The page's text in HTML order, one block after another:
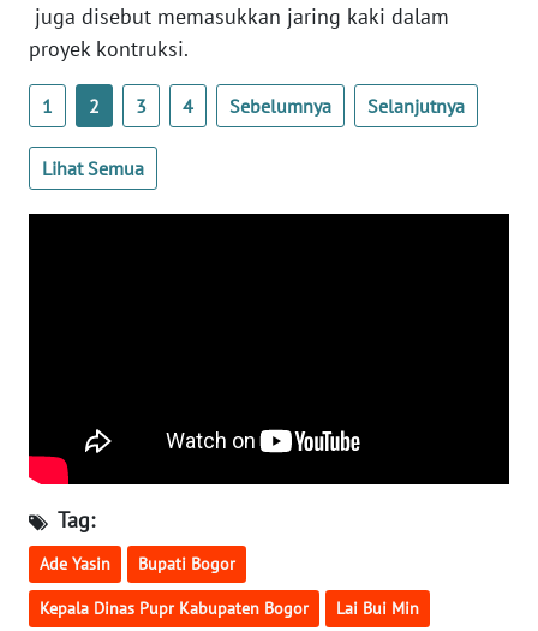
juga disebut memasukkan jaring kaki dalam
proyek kontruksi.
1 2 3 4 Sebelumnya Selanjutnya
Lihat Semua
Tag:
Ade Yasin Bupati Bogor
Kepala Dinas Pupr Kabupaten Bogor Lai Bui Min
WN
SULTRA
WN
WN
WN
SUMSEL